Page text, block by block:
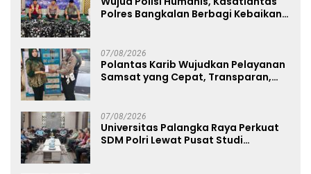
Polres Bangkalan Berbagi Kebaikan
07/08/2026
Polantas Karib Wujudkan Pelayanan
Samsat yang Cepat, Transparan,
07/08/2026
Universitas Palangka Raya Perkuat
SDM Polri Lewat Pusat Studi